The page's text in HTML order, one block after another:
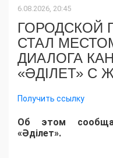
6.08.2026, 20:45
ГОРОДСКОЙ
СТАЛ
ДИАЛОГА
«ӘДІЛЕТ» С
Получить ссылку
Об этом
«Әділет».